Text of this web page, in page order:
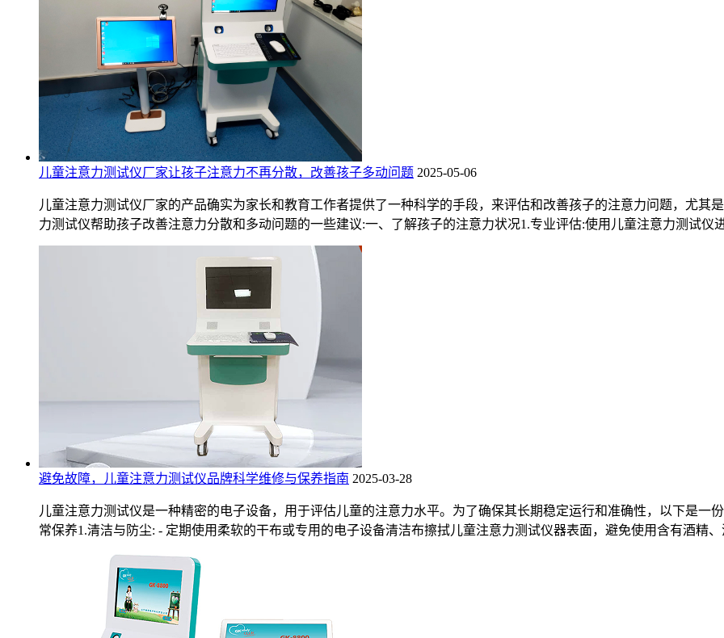
儿童注意力测试仪厂家让孩子注意力不再分散，改善孩子多动问题 2025-05-06
儿童注意力测试仪厂家的产品确实为家长和教育工作者提供了一种科学的手段，来评估和改善孩子的注意力问题，尤其
力测试仪帮助孩子改善注意力分散和多动问题的一些建议:一、了解孩子的注意力状况1.专业评估:使用儿童注意力测试仪
避免故障，儿童注意力测试仪品牌科学维修与保养指南 2025-03-28
儿童注意力测试仪是一种精密的电子设备，用于评估儿童的注意力水平。为了确保其长期稳定运行和准确性，以下是一
常保养1.清洁与防尘: - 定期使用柔软的干布或专用的电子设备清洁布擦拭儿童注意力测试仪器表面，避免使用含有酒精、